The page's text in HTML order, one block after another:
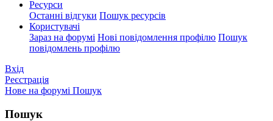
Ресурси
Останні відгуки Пошук ресурсів
Користувачі
Зараз на форумі Нові повідомлення профілю Пошук
повідомлень профілю
Вхід
Реєстрація
Нове на форумі Пошук
Пошук